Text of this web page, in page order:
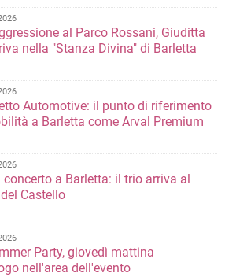
al Parco Rossani, Giuditta
nella "Stanza Divina" di Barletta
Automotive: il punto di riferimento
a Barletta come Arval Premium
concerto a Barletta: il trio arriva al
Castello
Party, giovedì mattina
nell'area dell'evento